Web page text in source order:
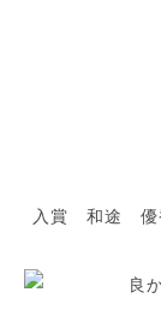
入賞 和途 優